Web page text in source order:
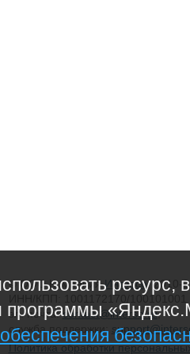
© ООО КомпанияИнтэрсо, 2010-
ИНН/КПП: 1001172170/100101001
эл. почта:contact@interso.ru,
служба поддержки:
Политика обработки
ресурс,
программы